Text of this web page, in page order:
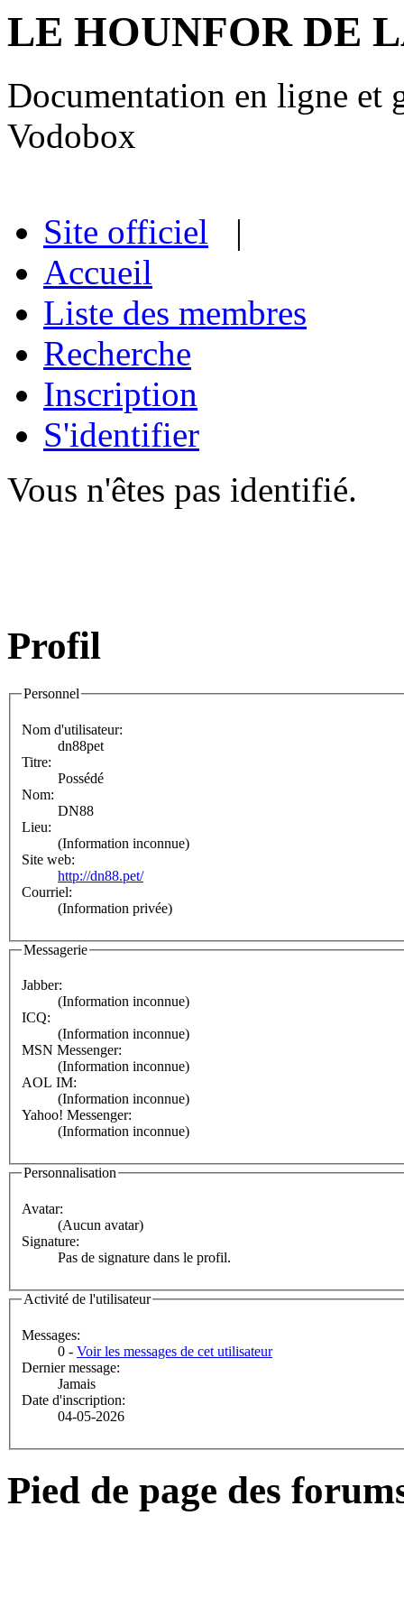
LE HOUNFOR DE
Documentation en ligne et
Vodobox
Site officiel |
Accueil
Liste des membres
Recherche
Inscription
S'identifier
Vous n'êtes pas identifié.
Profil
Personnel
Nom d'utilisateur:
dn88pet
Titre:
Possédé
Nom:
DN88
Lieu:
(Information inconnue)
Site web:
http://dn88.pet/
Courriel:
(Information privée)
Messagerie
Jabber:
(Information inconnue)
ICQ:
(Information inconnue)
MSN Messenger:
(Information inconnue)
AOL IM:
(Information inconnue)
Yahoo! Messenger:
(Information inconnue)
Personnalisation
Avatar:
(Aucun avatar)
Signature:
Pas de signature dans le profil.
Activité de l'utilisateur
Messages:
0 - Voir les messages de cet utilisateur
Dernier message:
Jamais
Date d'inscription:
04-05-2026
Pied de page des